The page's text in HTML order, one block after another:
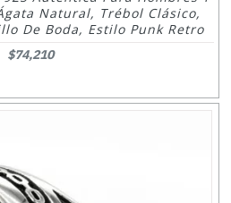
Natural, Trébol Clásico,
De Boda, Estilo Punk Retro
$74,210